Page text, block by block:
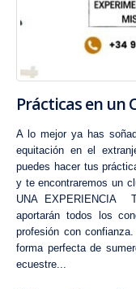
Prácticas en un
A lo mejor ya has
equitación en el
puedes hacer tus
y te encontraremos un
UNA EXPERIENCIA
aportarán todos los
profesión con
forma perfecta de
ecuestre...